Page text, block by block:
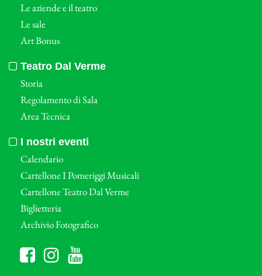
Le aziende e il teatro
Le sale
Art Bonus
Teatro Dal Verme
Storia
Regolamento di Sala
Area Tecnica
I nostri eventi
Calendario
Cartellone I Pomeriggi Musicali
Cartellone Teatro Dal Verme
Biglietteria
Archivio Fotografico